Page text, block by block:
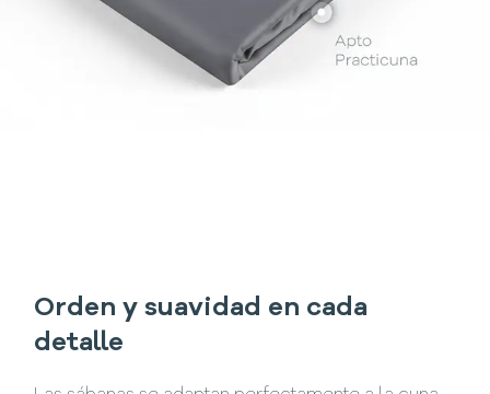
Orden y suavidad en cada
detalle